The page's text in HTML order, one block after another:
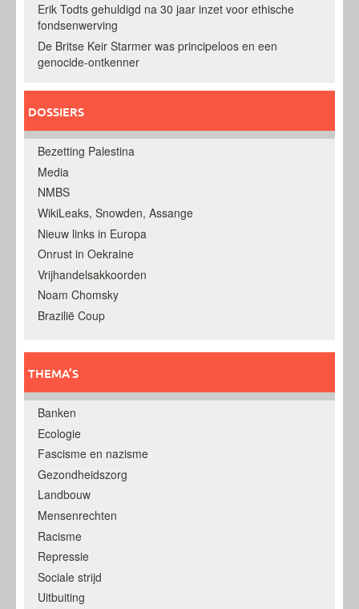
Erik Todts gehuldigd na 30 jaar inzet voor ethische
fondsenwerving
De Britse Keir Starmer was principeloos en een
genocide-ontkenner
DOSSIERS
Bezetting Palestina
Media
NMBS
WikiLeaks, Snowden, Assange
Nieuw links in Europa
Onrust in Oekraine
Vrijhandelsakkoorden
Noam Chomsky
Brazilië Coup
THEMA’S
Banken
Ecologie
Fascisme en nazisme
Gezondheidszorg
Landbouw
Mensenrechten
Racisme
Repressie
Sociale strijd
Uitbuiting